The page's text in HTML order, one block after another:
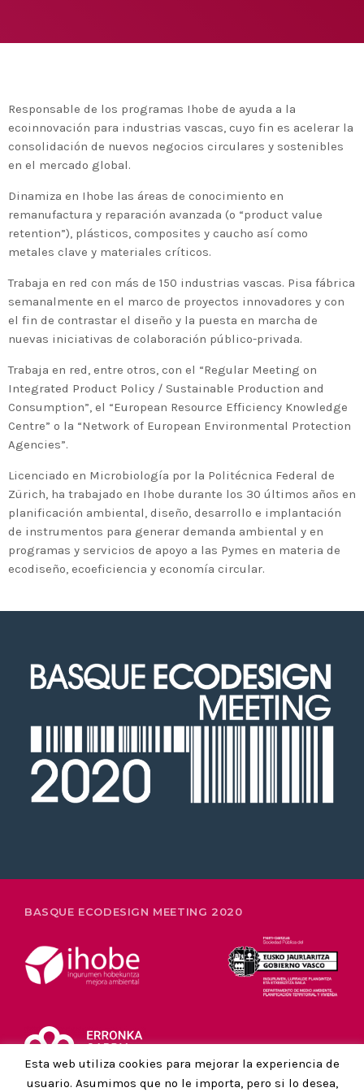
#BEMBASQUECOUNTRY2020 ADMIN
El Basque Ecodesign Meeting
2020 celebrará en Bilbao los 20
años de liderazgo en innovación
medioambiental de las empresas
vascas
Responsable de los programas Ihobe de ayuda a la
ecoinnovación para industrias vascas, cuyo fin es acelerar la
consolidación de nuevos negocios circulares y sostenibles
en el mercado global.
Dinamiza en Ihobe las áreas de conocimiento en
remanufactura y reparación avanzada (o “product value
retention”), plásticos, composites y caucho así como
metales clave y materiales críticos.
Trabaja en red con más de 150 industrias vascas. Pisa fábrica
semanalmente en el marco de proyectos innovadores y con
el fin de contrastar el diseño y la puesta en marcha de
nuevas iniciativas de colaboración público-privada.
Trabaja en red, entre otros, con el “Regular Meeting on
Integrated Product Policy / Sustainable Production and
Consumption”, el “European Resource Efficiency Knowledge
Centre” o la “Network of European Environmental Protection
Agencies”.
Licenciado en Microbiología por la Politécnica Federal de
Zürich, ha trabajado en Ihobe durante los 30 últimos años en
planificación ambiental, diseño, desarrollo e implantación
de instrumentos para generar demanda ambiental y en
programas y servicios de apoyo a las Pymes en materia de
ecodiseño, ecoeficiencia y economía circular.
BASQUE ECODESIGN MEETING 2020
Esta web utiliza cookies para mejorar la experiencia de
usuario. Asumimos que no le importa, pero si lo desea,